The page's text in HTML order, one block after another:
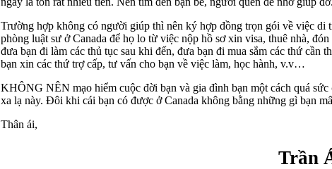
Trường hợp không có người giúp thì nên ký hợp đồng trọn gói về việc di
phòng luật sư ở Canada để họ lo từ việc nộp hồ sơ xin visa, thuê nhà, đón
đưa bạn đi làm các thủ tục sau khi đến, đưa bạn đi mua sắm các thứ cần
bạn xin các thứ trợ cấp, tư vấn cho bạn về việc làm, học hành, v.v…
KHÔNG NÊN mạo hiểm cuộc đời bạn và gia đình bạn một cách quá sức
xa lạ này. Đôi khi cái bạn có được ở Canada không bằng những gì bạn
Thân ái,
Trần